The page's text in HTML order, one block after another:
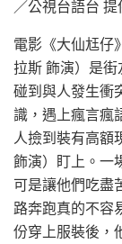
／公視台語台 提
電影《大仙尪仔
拉斯 飾演）是
碰到與人發生衝
識，遇上瘋言瘋
人撿到裝有高額
飾演）盯上。一
可是讓他們吃盡
路奔跑真的不容
份穿上服裝後，